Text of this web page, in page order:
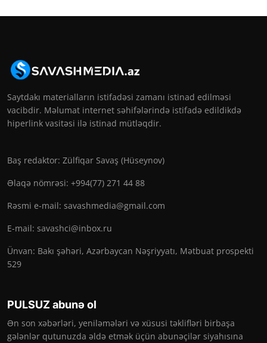
Saytdakı materialların istifadəsi zamanı istinad edilməsi
vacibdir. Məlumat internet səhifələrində istifadə edildikdə
hiperlink vasitəsi ilə istinad mütləqdir.
Baş redaktor: Zülfiqar Savaş (Hüseynov)
Əlaqə nömrəsi: +994(77) 271 44 88
Rəsmi e-mail: savashmedia@gmail.com
E-mail: savashci@inbox.ru
Ünvan: Bakı şəhəri, Azərbaycan Nəşriyyatı, Mətbuat prospekti
529
PULSUZ abunə ol
Ən son xəbərləri, yeniləmələri və xüsusi təklifləri birbaşa
gələnlər qutunuzda əldə etmək üçün abunəçilər siyahısına